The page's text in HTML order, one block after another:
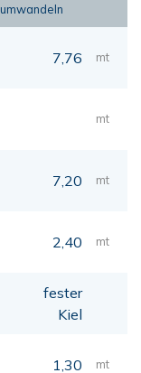
umwandeln
7,76 mt
mt
7,20 mt
2,40 mt
fester
Kiel
1,30 mt